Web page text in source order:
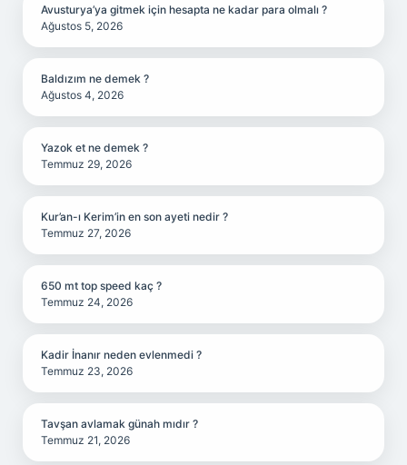
Avusturya’ya gitmek için hesapta ne kadar para olmalı ?
Ağustos 5, 2026
Baldızım ne demek ?
Ağustos 4, 2026
Yazok et ne demek ?
Temmuz 29, 2026
Kur’an-ı Kerim’in en son ayeti nedir ?
Temmuz 27, 2026
650 mt top speed kaç ?
Temmuz 24, 2026
Kadir İnanır neden evlenmedi ?
Temmuz 23, 2026
Tavşan avlamak günah mıdır ?
Temmuz 21, 2026